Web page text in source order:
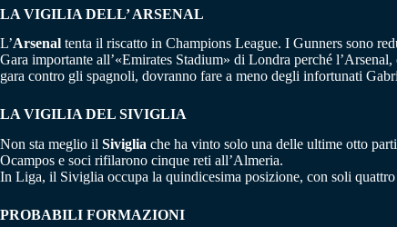
LA VIGILIA DELL’ ARSENAL
L’Arsenal tenta il riscatto in Champions League. I Gunners sono
Gara importante all’«Emirates Stadium» di Londra perché
gara contro gli spagnoli, dovranno fare a meno degli infortunati
LA VIGILIA DEL SIVIGLIA
Non sta meglio il Siviglia che ha vinto solo una delle ultime otto
Ocampos e soci rifilarono cinque reti all’Almeria.
In Liga, il Siviglia occupa la quindicesima posizione, con soli
PROBABILI FORMAZIONI